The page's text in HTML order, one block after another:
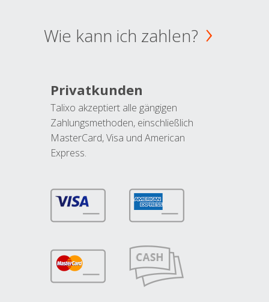
Wie kann ich zahlen?
Privatkunden
Talixo akzeptiert alle gängigen
Zahlungsmethoden, einschließlich
MasterCard, Visa und American
Express.